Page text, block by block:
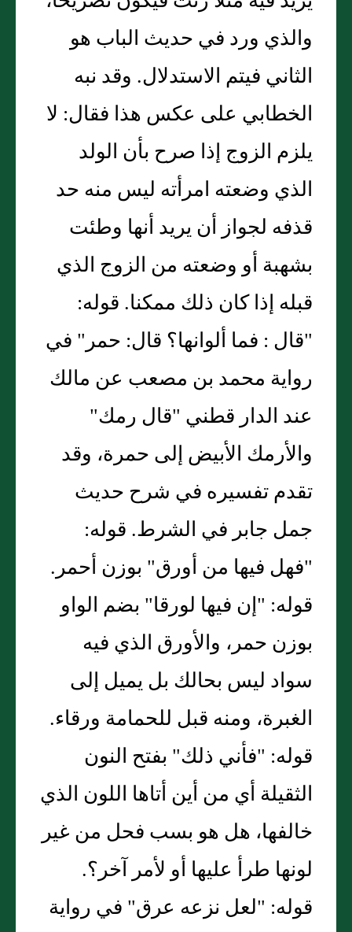
والذي ورد في حديث الباب هو
الثاني فيتم الاستدلال. وقد نبه
الخطابي على عكس هذا فقال: لا
يلزم الزوج إذا صرح بأن الولد
الذي وضعته امرأته ليس منه حد
قذفه لجواز أن يريد أنها وطئت
بشهبة أو وضعته من الزوج الذي
قبله إذا كان ذلك ممكنا. قوله:
"قال : فما ألوانها؟ قال: حمر" في
رواية محمد بن مصعب عن مالك
عند الدار قطني "قال رمك"
والأرمك الأبيض إلى حمرة، وقد
تقدم تفسيره في شرح حديث
جمل جابر في الشرط. قوله:
"فهل فيها من أورق" بوزن أحمر.
قوله: "إن فيها لورقا" بضم الواو
بوزن حمر، والأورق الذي فيه
سواد ليس بحالك بل يميل إلى
الغبرة، ومنه قبل للحمامة ورقاء.
قوله: "فأني ذلك" بفتح النون
الثقيلة أي من أين أتاها اللون الذي
خالفها، هل هو بسب فحل من غير
لونها طرأ عليها أو لأمر آخر؟.
قوله: "لعل نزعه عرق" في رواية